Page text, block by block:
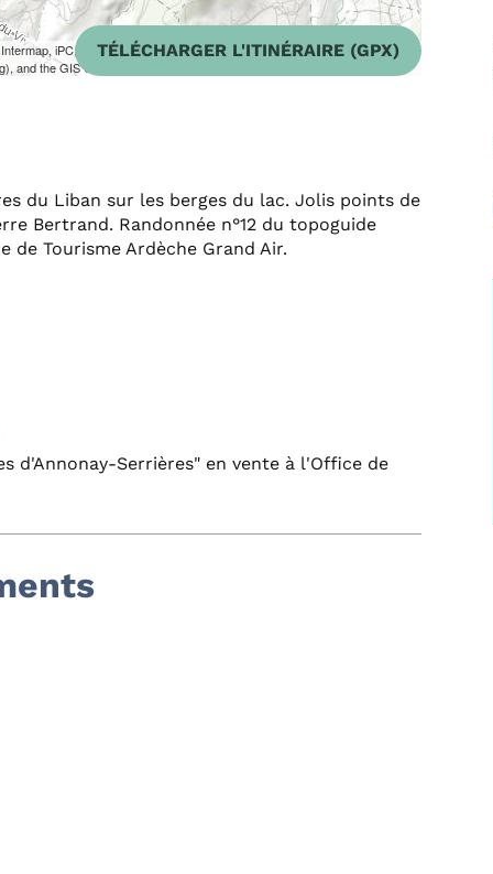
iPC, USGS, FAO, NPS, NRCAN, GeoBase, Kadaster NL,
and the GIS User Community
TÉLÉCHARGER L'ITINÉRAIRE (GPX)
du Liban sur les berges du lac. Jolis points de
Bertrand. Randonnée n°12 du topoguide
de Tourisme Ardèche Grand Air.
d'Annonay-Serrières" en vente à l'Office de